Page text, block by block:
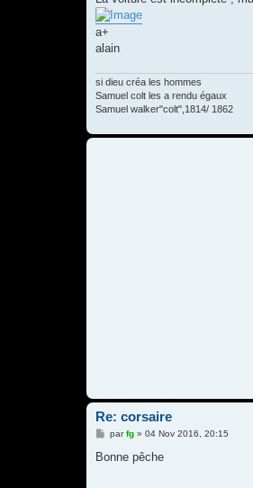
a+
alain
si dieu créa les hommes
Samuel colt les a rendu égaux
Samuel walker"colt",1814/ 1862
Re: corsaire
M
s
parfg» 04 Nov 2016, 20:15
Bonne pêche